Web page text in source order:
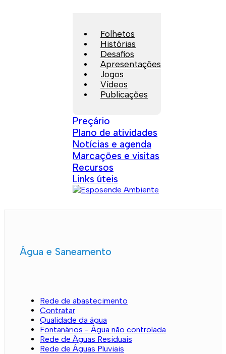
Folhetos
Histórias
Desafios
Apresentações
Jogos
Vídeos
Publicações
Preçário
Plano de atividades
Notícias e agenda
Marcações e visitas
Recursos
Links úteis
Água e Saneamento
Rede de abastecimento
Contratar
Qualidade da água
Fontanários - Água não controlada
Rede de Águas Residuais
Rede de Águas Pluviais